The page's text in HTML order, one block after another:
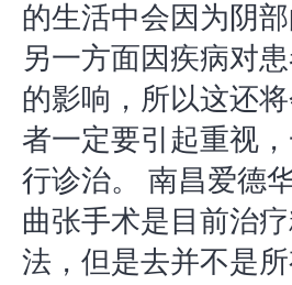
的生活中会因为阴
另一方面因疾病对
的影响，所以这还
者一定要引起重视
行诊治。 南昌爱德
曲张手术是目前治
法，但是去并不是